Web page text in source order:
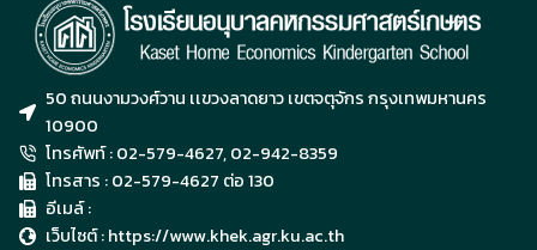
50 ถนนงามวงศ์วาน เเขวงลาดยาว เขตจตุจักร กรุงเทพมหานคร
10900
โทรศัพท์ : 02-579-4627, 02-942-8359
โทรสาร : 02-579-4627 ต่อ 130
อีเมล์ :
เว็บไซต์ : https://www.khek.agr.ku.ac.th